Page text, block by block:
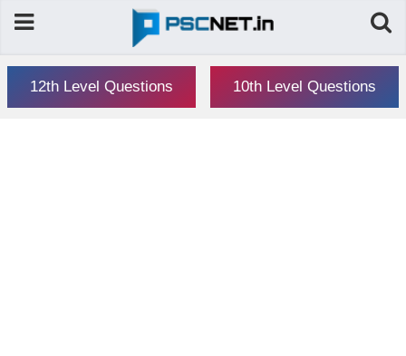
12th Level Questions 10th Level Questions